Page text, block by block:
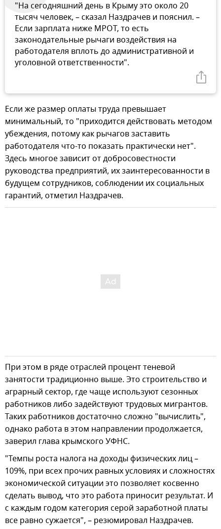
"На сегодняшний день в Крыму это около 20
тысяч человек, – сказал Наздрачев и пояснил. –
Если зарплата ниже МРОТ, то есть
законодательные рычаги воздействия на
работодателя вплоть до административной и
уголовной ответственности".
Если же размер оплаты труда превышает
минимальный, то "приходится действовать методом
убеждения, потому как рычагов заставить
работодателя что-то показать практически нет".
Здесь многое зависит от добросовестности
руководства предприятий, их заинтересованности в
будущем сотрудников, соблюдении их социальных
гарантий, отметил Наздрачев.
При этом в ряде отраслей процент теневой
занятости традиционно выше. Это строительство и
аграрный сектор, где чаще используют сезонных
работников либо задействуют трудовых мигрантов.
Таких работников достаточно сложно "вычислить",
однако работа в этом направлении продолжается,
заверил глава крымского УФНС.
"Темпы роста налога на доходы физических лиц –
109%, при всех прочих равных условиях и сложностях
экономической ситуации это позволяет косвенно
сделать вывод, что это работа приносит результат. И
с каждым годом категория серой заработной платы
все равно сужается", – резюмировал Наздрачев.